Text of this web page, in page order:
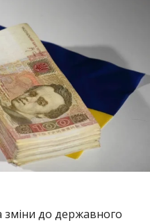
до державного